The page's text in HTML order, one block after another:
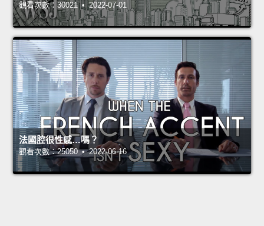
觀看次數：30021 • 2022-07-01
法國腔很性感…嗎？
觀看次數：25050 • 2022-06-16